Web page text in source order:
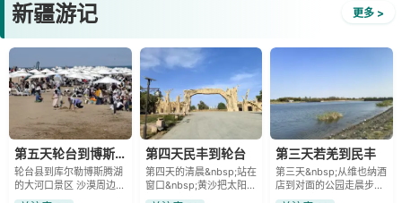
新疆游记 更多 >
第五天轮台到博斯腾湖大河口景区
轮台县到库尔勒博斯腾湖
的大河口景区 沙漠周边的
地方天气晴朗 三小后我们
第四天民丰到轮台
第四天的清晨&nbsp;站在
窗口&nbsp;黄沙把太阳装
扮出月亮般的温柔&nbsp;
第三天若羌到民丰
第三天&nbsp;从维也纳酒
店到对面的公园走晨步
&nbsp;空气弥漫着沙枣花